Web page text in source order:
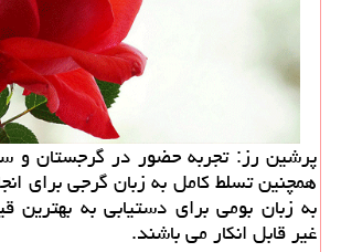
پرشین رز: تجربه حضور در گرجستان و
همچنین تسلط كامل به زبان گرجی برای
به زبان بومی برای دستیابی به بهترین
غیر قابل انكار می باشند.